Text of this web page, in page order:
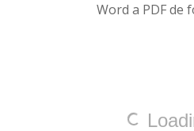
Word a PDF de